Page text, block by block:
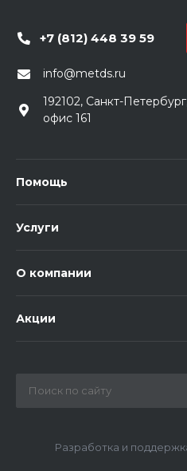
+7 (812) 448 39 59
info@metds.ru
192102, Санкт-
офис 161
Помощь
Услуги
О компании
Акции
Разработка и